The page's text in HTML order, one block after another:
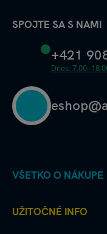
SPOJTE SA S NAMI
+421
Dnes:
VŠETKO O NÁKUPE
Recenzie a
UŽITOČNÉ INFO